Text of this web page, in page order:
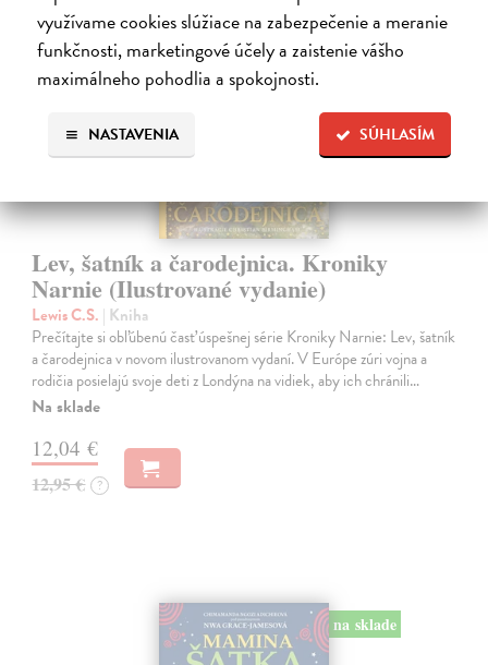
využívame cookies slúžiace na zabezpečenie a meranie
funkčnosti, marketingové účely a zaistenie vášho
maximálneho pohodlia a spokojnosti.
SÚHLASÍM
NASTAVENIA
na sklade
Lev, šatník a čarodejnica. Kroniky
Narnie (Ilustrované vydanie)
Lewis C.S. | Kniha
Prečítajte si obľúbenú časť úspešnej série Kroniky Narnie: Lev, šatník
a čarodejnica v novom ilustrovanom vydaní. V Európe zúri vojna a
rodičia posielajú svoje deti z Londýna na vidiek, aby ich chránili…
Na sklade
12,04 €
12,95 € ?
na sklade